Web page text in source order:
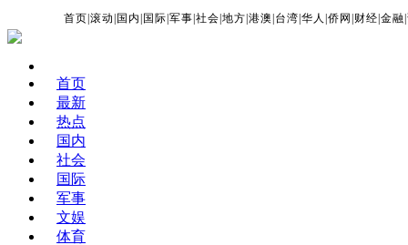
首页 |滚动 国内 国际 |军事 |社会 |地方 |港澳 台湾 |华人 |侨网 财经 |金融 |
首页
最新
热点
国内
社会
国际
军事
文娱
体育